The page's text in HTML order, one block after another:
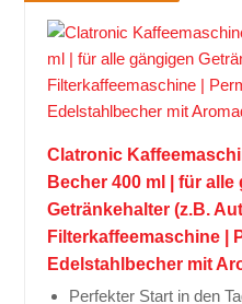
Clatronic
Becher 400 ml | für alle
Getränkehalter (z.B.
Filterkaffeemaschine |
Edelstahlbecher mit
Perfekter Start in den